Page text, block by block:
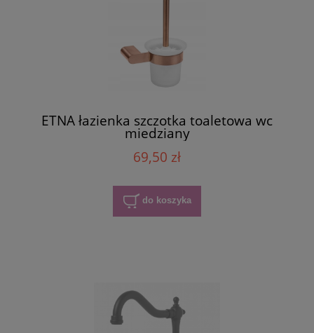
ETNA łazienka szczotka toaletowa wc
miedziany
69,50 zł
do koszyka